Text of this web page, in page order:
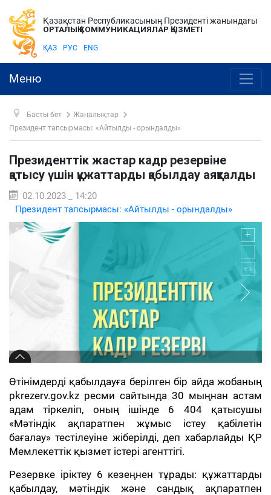
Қазақстан Республикасының Президенті жанындағы
ОРТАЛЫҚ КОММУНИКАЦИЯЛАР ҚЫЗМЕТІ
ҚАЗ РУС ENG
Меню
Басты бет
Жаңалықтар
Президент тапсырмасы: «Айтылды - орындалды»
Президенттік жастар кадр резервіне
қатысу үшін құжаттарды қабылдау аяқталды
02.10.2023 _ 14:20
Президент тапсырмасы: «Айтылды - орындалды»
Өтінімдерді қабылдауға берілген бір айда жобаның
pkrezerv.gov.kz ресми сайтында 30 мыңнан астам
адам тіркеліп, оның ішінде 6 404 қатысушы
«Мәтіндік ақпаратпен жұмыс істеу қабілетін
бағалау» тестілеуіне жіберілді, деп хабарлайды ҚР
Мемлекеттік қызмет істері агенттігі.
Резервке іріктеу 6 кезеңнен тұрады: құжаттарды
қабылдау, мәтіндік және сандық ақпаратпен